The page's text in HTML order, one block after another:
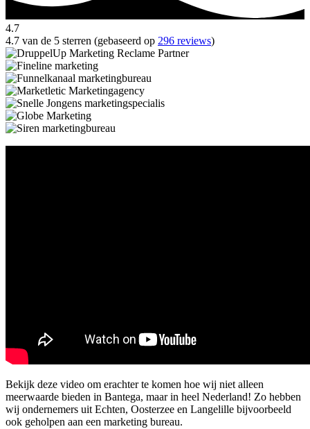
4.7
4.7 van de 5 sterren (gebaseerd op 296 reviews)
Bekijk deze video om erachter te komen hoe wij niet alleen
meerwaarde bieden in Bantega, maar in heel Nederland! Zo hebben
wij ondernemers uit Echten, Oosterzee en Langelille bijvoorbeeld
ook geholpen aan een marketing bureau.